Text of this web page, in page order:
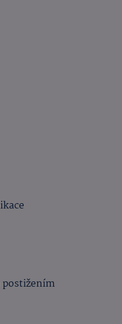
postižením